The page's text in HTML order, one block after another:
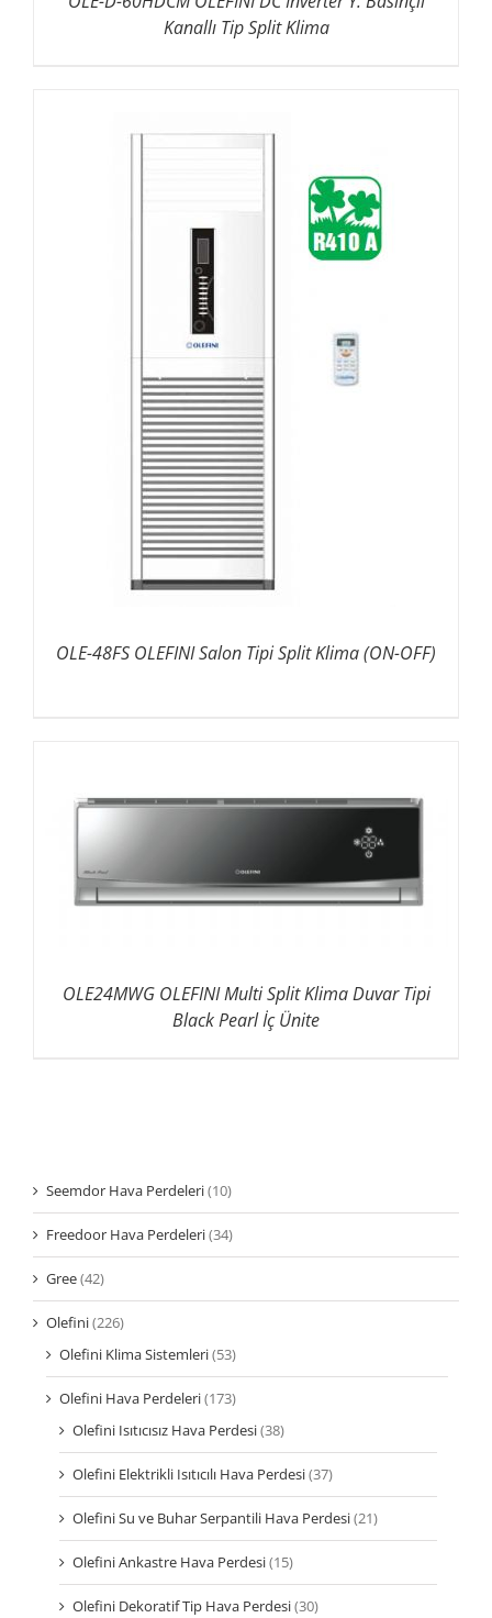
Kanallı Tip Split Klima
OLE-48FS OLEFINI Salon Tipi Split Klima (ON-OFF)
OLE24MWG OLEFINI Multi Split Klima Duvar Tipi
Black Pearl İç Ünite
Seemdor Hava Perdeleri(10)
Freedoor Hava Perdeleri(34)
Gree(42)
Olefini(226)
Olefini Klima Sistemleri(53)
Olefini Hava Perdeleri(173)
Olefini Isıtıcısız Hava Perdesi(38)
Olefini Elektrikli Isıtıcılı Hava Perdesi(37)
Olefini Su ve Buhar Serpantili Hava Perdesi(21)
Olefini Ankastre Hava Perdesi(15)
Olefini Dekoratif Tip Hava Perdesi(30)